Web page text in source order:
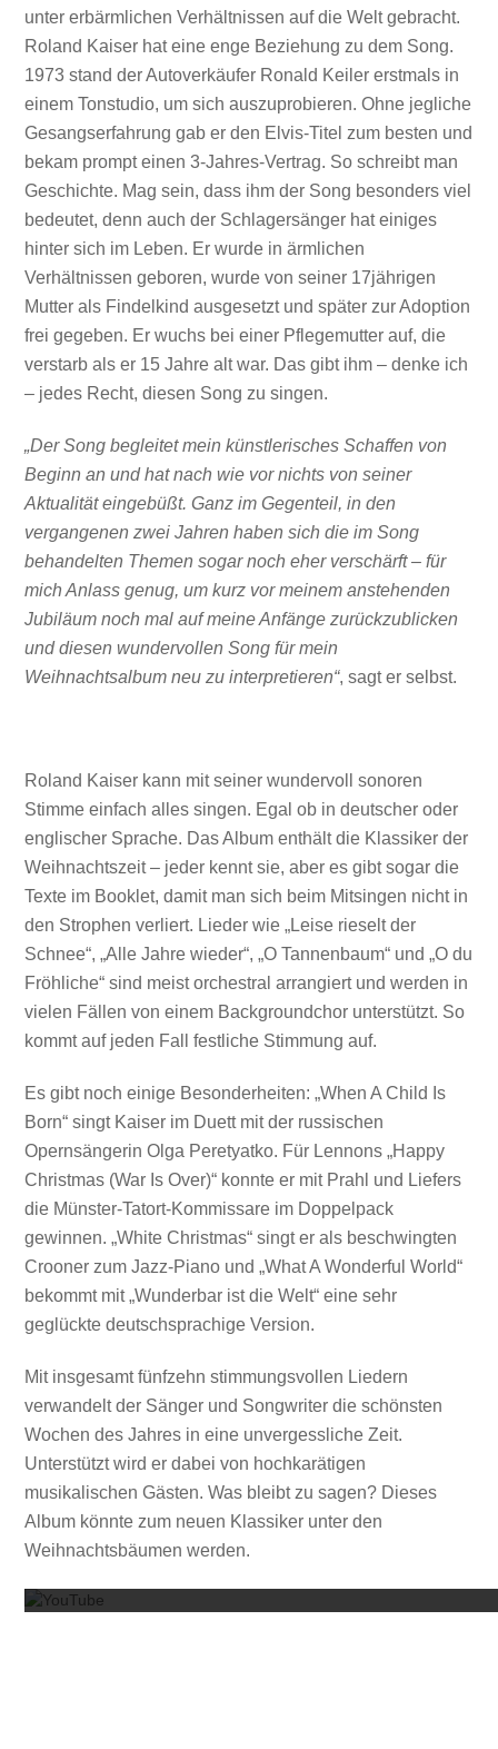
unter erbärmlichen Verhältnissen auf die Welt gebracht.
Roland Kaiser hat eine enge Beziehung zu dem Song.
1973 stand der Autoverkäufer Ronald Keiler erstmals in
einem Tonstudio, um sich auszuprobieren. Ohne jegliche
Gesangserfahrung gab er den Elvis-Titel zum besten und
bekam prompt einen 3-Jahres-Vertrag. So schreibt man
Geschichte. Mag sein, dass ihm der Song besonders viel
bedeutet, denn auch der Schlagersänger hat einiges
hinter sich im Leben. Er wurde in ärmlichen
Verhältnissen geboren, wurde von seiner 17jährigen
Mutter als Findelkind ausgesetzt und später zur Adoption
frei gegeben. Er wuchs bei einer Pflegemutter auf, die
verstarb als er 15 Jahre alt war. Das gibt ihm – denke ich
– jedes Recht, diesen Song zu singen.
„Der Song begleitet mein künstlerisches Schaffen von
Beginn an und hat nach wie vor nichts von seiner
Aktualität eingebüßt. Ganz im Gegenteil, in den
vergangenen zwei Jahren haben sich die im Song
behandelten Themen sogar noch eher verschärft – für
mich Anlass genug, um kurz vor meinem anstehenden
Jubiläum noch mal auf meine Anfänge zurückzublicken
und diesen wundervollen Song für mein
Weihnachtsalbum neu zu interpretieren“, sagt er selbst.
Roland Kaiser kann mit seiner wundervoll sonoren
Stimme einfach alles singen. Egal ob in deutscher oder
englischer Sprache. Das Album enthält die Klassiker der
Weihnachtszeit – jeder kennt sie, aber es gibt sogar die
Texte im Booklet, damit man sich beim Mitsingen nicht in
den Strophen verliert. Lieder wie „Leise rieselt der
Schnee“, „Alle Jahre wieder“, „O Tannenbaum“ und „O du
Fröhliche“ sind meist orchestral arrangiert und werden in
vielen Fällen von einem Backgroundchor unterstützt. So
kommt auf jeden Fall festliche Stimmung auf.
Es gibt noch einige Besonderheiten: „When A Child Is
Born“ singt Kaiser im Duett mit der russischen
Opernsängerin Olga Peretyatko. Für Lennons „Happy
Christmas (War Is Over)“ konnte er mit Prahl und Liefers
die Münster-Tatort-Kommissare im Doppelpack
gewinnen. „White Christmas“ singt er als beschwingten
Crooner zum Jazz-Piano und „What A Wonderful World“
bekommt mit „Wunderbar ist die Welt“ eine sehr
geglückte deutschsprachige Version.
Mit insgesamt fünfzehn stimmungsvollen Liedern
verwandelt der Sänger und Songwriter die schönsten
Wochen des Jahres in eine unvergessliche Zeit.
Unterstützt wird er dabei von hochkarätigen
musikalischen Gästen. Was bleibt zu sagen? Dieses
Album könnte zum neuen Klassiker unter den
Weihnachtsbäumen werden.